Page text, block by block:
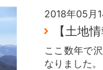
2018年05月
【土地
ここ数年で
なりました